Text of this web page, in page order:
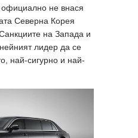
не внася
Северна Корея
на Запада и
лидер да се
най-сигурно и най-